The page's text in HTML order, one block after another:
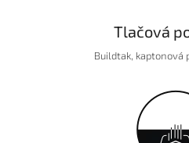
Tlačová
Buildtak, kaptonová